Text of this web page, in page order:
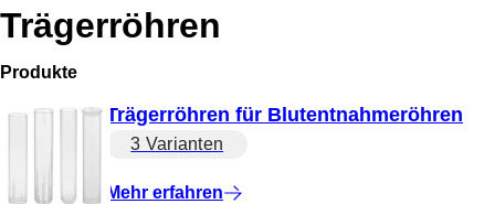
Trägerröhren
Produkte
Trägerröhren für Blutentnahmeröhren
3 Varianten
Mehr erfahren